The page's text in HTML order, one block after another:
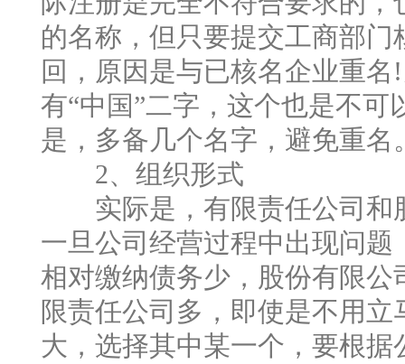
的名称，但只要提交工商部
回，原因是与已核名企业重
有“中国”二字，这个也是不
是，多备几个名字，避免重名
2、组织形式
实际是，有限责任公司和
一旦公司经营过程中出现问
相对缴纳债务少，股份有限
限责任公司多，即使是不用
大，选择其中某一个，要根